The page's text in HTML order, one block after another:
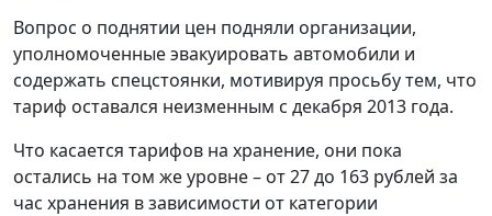
Вопрос о поднятии цен подняли организации,
уполномоченные эвакуировать автомобили и
содержать спецстоянки, мотивируя просьбу тем, что
тариф оставался неизменным с декабря 2013 года.
Что касается тарифов на хранение, они пока
остались на том же уровне – от 27 до 163 рублей за
час хранения в зависимости от категории